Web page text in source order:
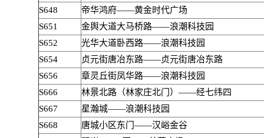
S648
帝华鸿府——黄金时代广场
S651
金舆大道大马桥路——浪潮科技园
S652
光华大道卧西路——浪潮科技园
S654
贞元街唐冶东路——贞元街唐冶东路
S656
章灵丘街凤华路——浪潮科技园
S666
林景北路（林家庄北门）——经七纬四
S667
星瀚城——浪潮科技园
S668
唐城小区东门——汉峪金谷